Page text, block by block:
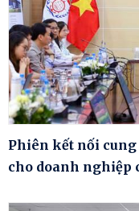
Phiên kết nối
cho doanh nghiệp